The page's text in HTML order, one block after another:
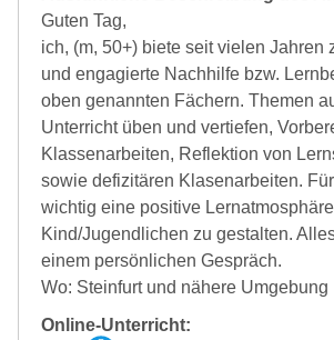
Guten Tag,
ich, (m, 50+) biete seit vielen Jahren
und engagierte Nachhilfe bzw.
oben genannten Fächern. Themen
Unterricht üben und vertiefen,
Klassenarbeiten, Reflektion von
sowie defizitären Klasenarbeiten.
wichtig eine positive
Kind/Jugendlichen zu gestalten.
einem persönlichen Gespräch.
Wo: Steinfurt und nähere Umgebung
Online-Unterricht: